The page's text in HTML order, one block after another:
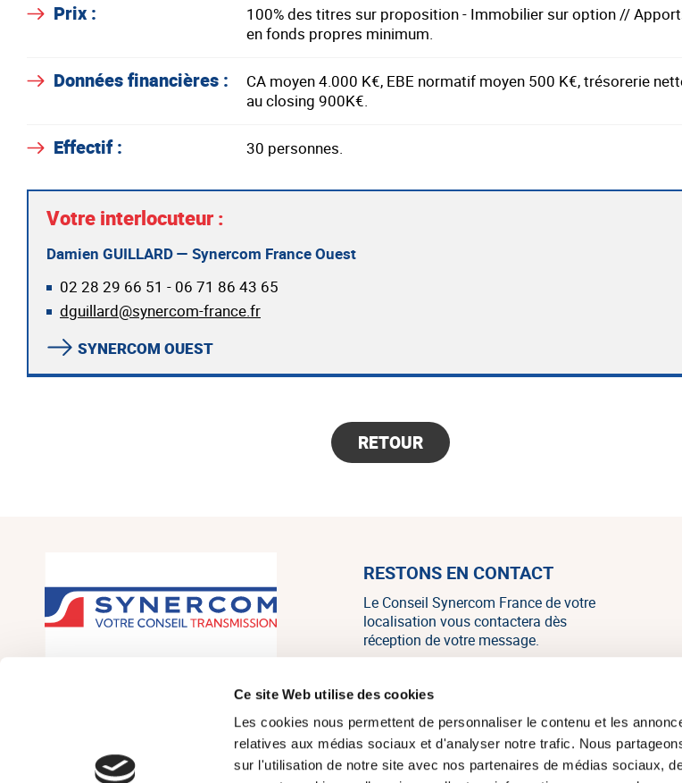
Ce site Web utilise des cookies
Les cookies nous permettent de personnaliser le contenu et les
relatives aux médias sociaux et d'analyser notre trafic. Nous
sur l'utilisation de notre site avec nos partenaires de médias sociaux,
Prix :
100% des titres sur proposition - Immobilier sur option //
en fonds propres minimum.
Données financières :
CA moyen 4.000 K€, EBE normatif moyen 500 K€, trésorerie
au closing 900K€.
Effectif : 30 personnes.
Votre interlocuteur :
Damien GUILLARD — Synercom France Ouest
02 28 29 66 51 - 06 71 86 43 65
dguillard@synercom-france.fr
SYNERCOM OUEST
RETOUR
SYNERCOM France est un réseau
transmission, cession et acquisition
associés, consultants et salariés sur
RESTONS EN CONTACT
Le Conseil Synercom France de votre
localisation vous contactera dès
réception de votre message.
NOUS CONTACTER